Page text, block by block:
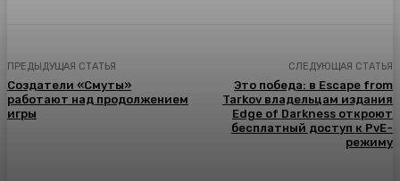
ПРЕДЫДУЩАЯ СТАТЬЯ
Создатели «Смуты»
работают над продолжением
игры
СЛЕДУЮЩАЯ СТАТЬЯ
Это победа: в Escape from
Tarkov владельцам издания
Edge of Darkness откроют
бесплатный доступ к PvE-
режиму